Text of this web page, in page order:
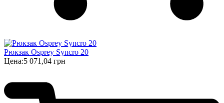
Рюкзак Osprey Syncro 20
Цена:5 071,04 грн